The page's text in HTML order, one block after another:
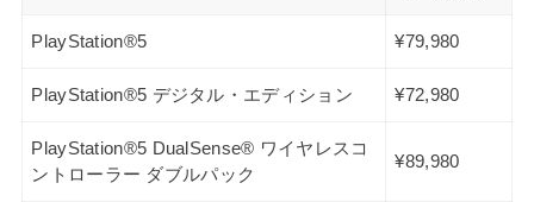
PlayStation®5 ¥79,980
PlayStation®5 デジタル・エディション ¥72,980
PlayStation®5 DualSense® ワイヤレスコ
ントローラー ダブルパック
¥89,980